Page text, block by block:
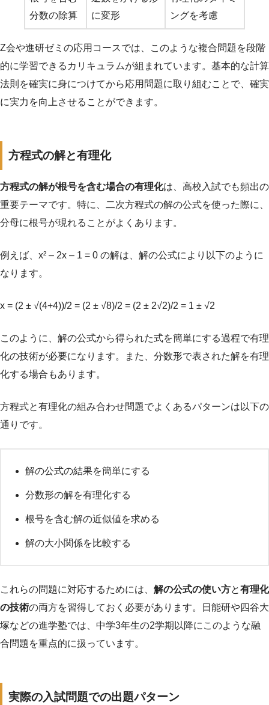
分数の除算
に変形
ングを考慮
Z会や進研ゼミの応用コースでは、このような複合問題を段階
的に学習できるカリキュラムが組まれています。基本的な計算
法則を確実に身につけてから応用問題に取り組むことで、確実
に実力を向上させることができます。
方程式の解と有理化
方程式の解が根号を含む場合の有理化は、高校入試でも頻出の
重要テーマです。特に、二次方程式の解の公式を使った際に、
分母に根号が現れることがよくあります。
例えば、x² – 2x – 1 = 0 の解は、解の公式により以下のように
なります。
x = (2 ± √(4+4))/2 = (2 ± √8)/2 = (2 ± 2√2)/2 = 1 ± √2
このように、解の公式から得られた式を簡単にする過程で有理
化の技術が必要になります。また、分数形で表された解を有理
化する場合もあります。
方程式と有理化の組み合わせ問題でよくあるパターンは以下の
通りです。
解の公式の結果を簡単にする
分数形の解を有理化する
根号を含む解の近似値を求める
解の大小関係を比較する
これらの問題に対応するためには、 解の公式の使い方と有理化
の技術の両方を習得しておく必要があります。日能研や四谷大
塚などの進学塾では、中学3年生の2学期以降にこのような融
合問題を重点的に扱っています。
実際の入試問題での出題パターン